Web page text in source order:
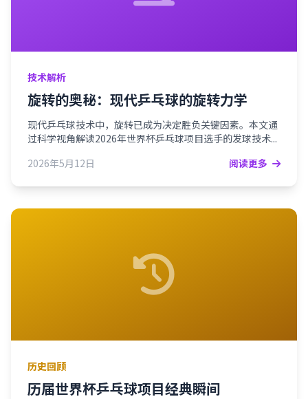
技术解析
旋转的奥秘：现代乒乓球的旋转力学
现代乒乓球技术中，旋转已成为决定胜负关键因素。本文通
过科学视角解读2026年世界杯乒乓球项目选手的发球技术...
2026年5月12日
阅读更多
历史回顾
历届世界杯乒乓球项目经典瞬间